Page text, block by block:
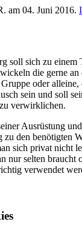
am 04. Juni 2016.
soll sich zu einem
die gerne
oder
sein und soll
verwirklichen.
Ausrüstung
zu den benötigten
sich privat nicht
nur selten braucht
verwendet